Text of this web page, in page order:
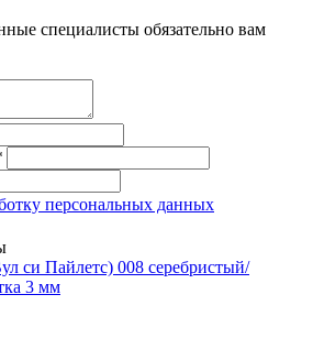
специалисты обязательно вам
персональных данных